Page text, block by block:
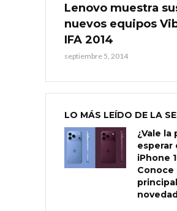
Lenovo muestra
nuevos equipos
IFA 2014
septiembre 5, 2014
LO MÁS LEÍDO DE LA
¿Vale la
esperar
iPhone
Conoce